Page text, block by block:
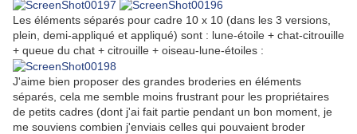
Les éléments séparés pour cadre 10 x 10 (dans les 3 versions,
plein, demi-appliqué et appliqué) sont : lune-étoile + chat-citrouille
+ queue du chat + citrouille + oiseau-lune-étoiles :
J'aime bien proposer des grandes broderies en éléments
séparés, cela me semble moins frustrant pour les propriétaires
de petits cadres (dont j'ai fait partie pendant un bon moment, je
me souviens combien j'enviais celles qui pouvaient broder